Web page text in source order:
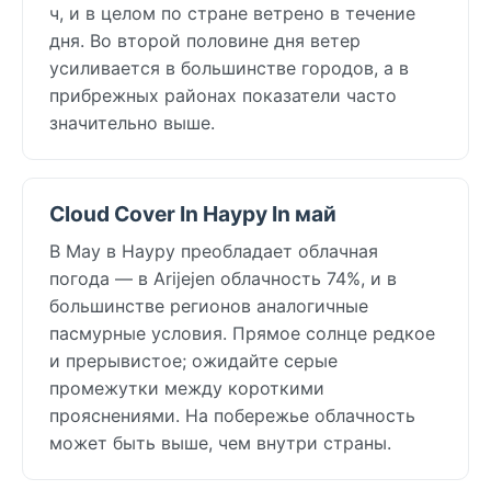
ч, и в целом по стране ветрено в течение
дня. Во второй половине дня ветер
усиливается в большинстве городов, а в
прибрежных районах показатели часто
значительно выше.
Cloud Cover In Науру In май
В May в Науру преобладает облачная
погода — в Arijejen облачность 74%, и в
большинстве регионов аналогичные
пасмурные условия. Прямое солнце редкое
и прерывистое; ожидайте серые
промежутки между короткими
прояснениями. На побережье облачность
может быть выше, чем внутри страны.